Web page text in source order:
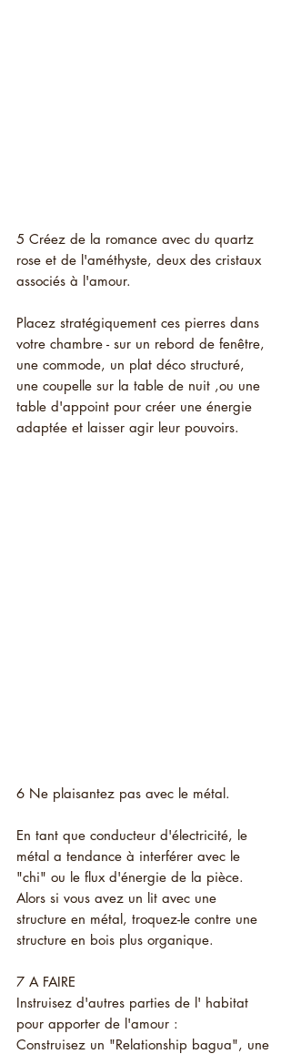
5 Créez de la romance avec du quartz
rose et de l'améthyste, deux des cristaux
associés à l'amour.
Placez stratégiquement ces pierres dans
votre chambre - sur un rebord de fenêtre,
une commode, un plat déco structuré,
une coupelle sur la table de nuit ,ou une
table d'appoint pour créer une énergie
adaptée et laisser agir leur pouvoirs.
6 Ne plaisantez pas avec le métal.
En tant que conducteur d'électricité, le
métal a tendance à interférer avec le
"chi" ou le flux d'énergie de la pièce.
Alors si vous avez un lit avec une
structure en métal, troquez-le contre une
structure en bois plus organique.
7 A FAIRE
Instruisez d'autres parties de l' habitat
pour apporter de l'amour :
Construisez un "Relationship bagua", une